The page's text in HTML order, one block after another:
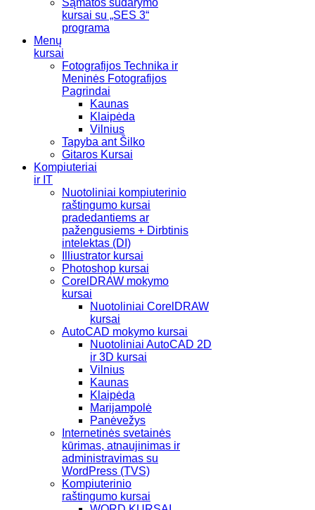
Sąmatos sudarymo
kursai su „SES 3“
programa
Menų
kursai
Fotografijos Technika ir
Meninės Fotografijos
Pagrindai
Kaunas
Klaipėda
Vilnius
Tapyba ant Šilko
Gitaros Kursai
Kompiuteriai
ir IT
Nuotoliniai kompiuterinio
raštingumo kursai
pradedantiems ar
pažengusiems + Dirbtinis
intelektas (DI)
Illiustrator kursai
Photoshop kursai
CorelDRAW mokymo
kursai
Nuotoliniai CorelDRAW
kursai
AutoCAD mokymo kursai
Nuotoliniai AutoCAD 2D
ir 3D kursai
Vilnius
Kaunas
Klaipėda
Marijampolė
Panėvežys
Internetinės svetainės
kūrimas, atnaujinimas ir
administravimas su
WordPress (TVS)
Kompiuterinio
raštingumo kursai